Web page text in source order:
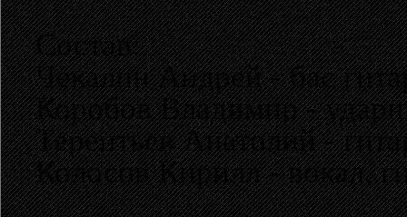
Состав:
Чекалин Андрей - бас
Коробов Владимир -
Терентьев Анатолий -
Колосов Кирилл - вокал,